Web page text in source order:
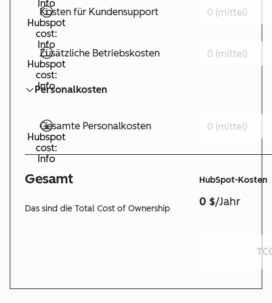
Info
Hubspot
cost:
Info
Kosten für Kundensupport
Hubspot
cost:
Info
Zusätzliche Betriebskosten
Personalkosten
Hubspot
cost:
Info
Gesamte Personalkosten
Gesamt
Das sind die Total Cost of Ownership
HubSpot-Kosten
0 $/Jahr